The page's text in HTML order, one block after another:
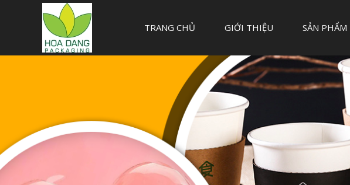
TRANG CHỦ GIỚI THIỆU SẢN PHẨM